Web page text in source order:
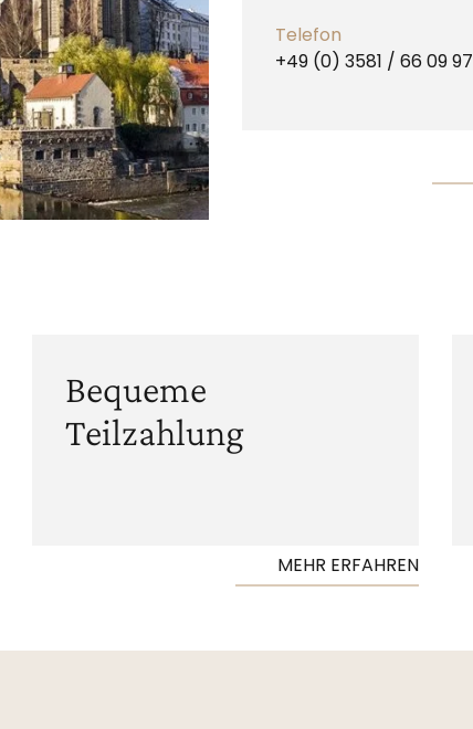
Telefon
+49 (0) 3581 / 66 09
Bequeme
Teilzahlung
MEHR ERFAHREN